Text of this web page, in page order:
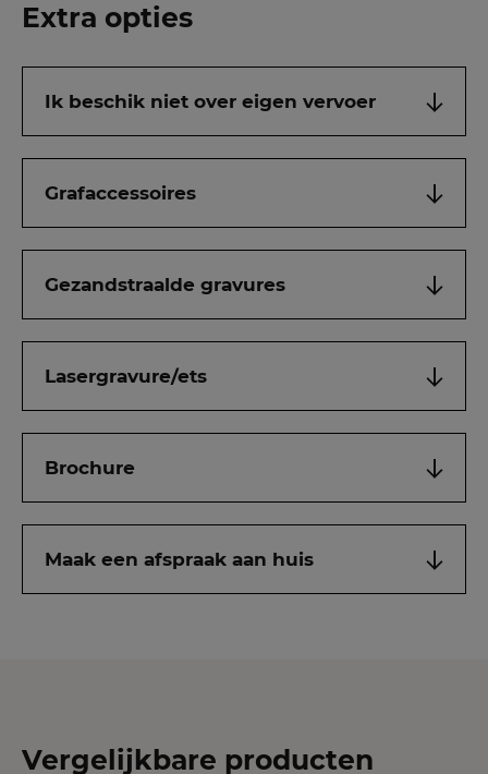
Extra opties
Ik beschik niet over eigen vervoer
Grafaccessoires
Gezandstraalde gravures
Lasergravure/ets
Brochure
Maak een afspraak aan huis
Vergelijkbare producten